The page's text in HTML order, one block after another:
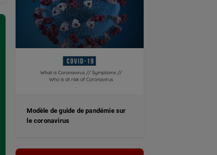
Modèle de guide de pandémie sur
le coronavirus